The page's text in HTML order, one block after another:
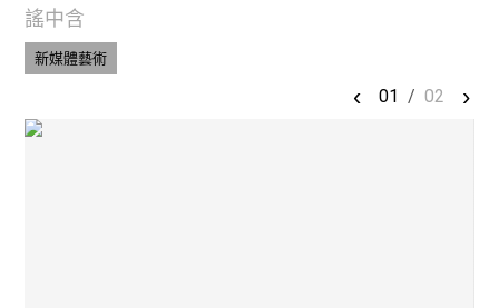
謠中含
新媒體藝術
‹ 01 / 02 ›